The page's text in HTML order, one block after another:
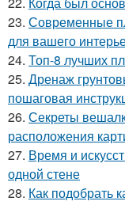
23. Современные
для вашего
24. Топ-8 лучших
25. Дренаж
пошаговая
26. Секреты
расположения
27. Время и
одной стене
28. Как подобрать